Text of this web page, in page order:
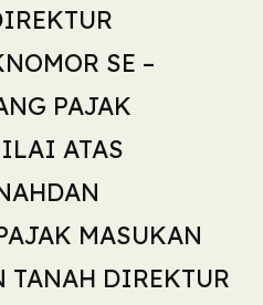
SE –
PAJAK
ATAS
MASUKAN
TANAH DIREKTUR